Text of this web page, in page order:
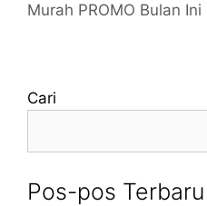
Murah PROMO Bulan Ini
Cari
Pos-pos Terbaru